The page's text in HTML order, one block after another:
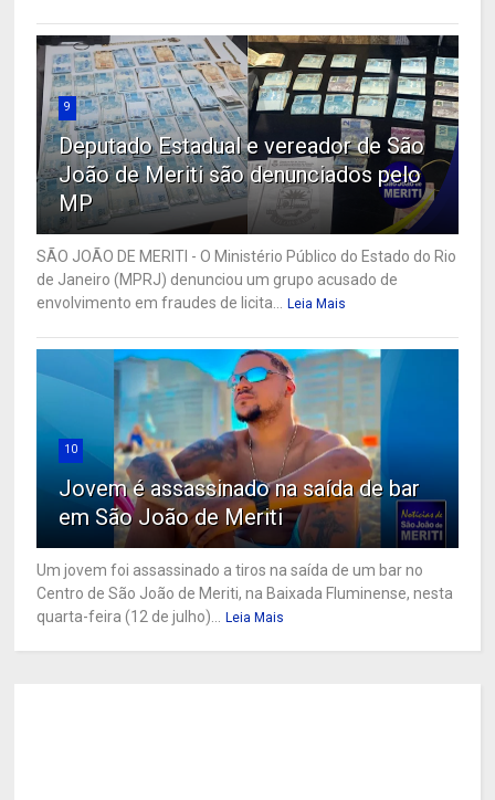
9
Deputado Estadual e vereador de São
João de Meriti são denunciados pelo
MP
SÃO JOÃO DE MERITI - O Ministério Público do Estado do Rio
de Janeiro (MPRJ) denunciou um grupo acusado de
envolvimento em fraudes de licita... Leia Mais
10
Jovem é assassinado na saída de bar
em São João de Meriti
Um jovem foi assassinado a tiros na saída de um bar no
Centro de São João de Meriti, na Baixada Fluminense, nesta
quarta-feira (12 de julho)... Leia Mais